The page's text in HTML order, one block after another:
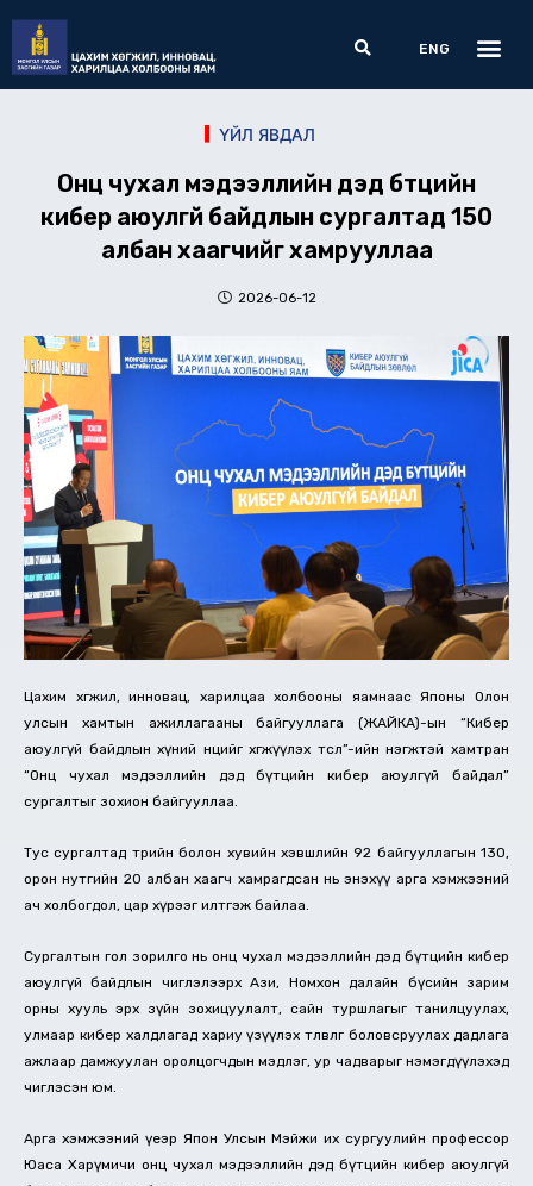
content
Search
ENG
ҮЙЛ ЯВДАЛ
Онц чухал мэдээллийн дэд бүтцийн
кибер аюулгүй байдлын сургалтад 150
албан хаагчийг хамрууллаа
2026-06-12
Цахим хөгжил, инновац, харилцаа холбооны яамнаас Японы Олон
улсын хамтын ажиллагааны байгууллага (ЖАЙКА)-ын “Кибер
аюулгүй байдлын хүний нөөцийг хөгжүүлэх төсөл”-ийн нэгжтэй хамтран
“Онц чухал мэдээллийн дэд бүтцийн кибер аюулгүй байдал”
сургалтыг зохион байгууллаа.
Тус сургалтад төрийн болон хувийн хэвшлийн 92 байгууллагын 130,
орон нутгийн 20 албан хаагч хамрагдсан нь энэхүү арга хэмжээний
ач холбогдол, цар хүрээг илтгэж байлаа.
Сургалтын гол зорилго нь онц чухал мэдээллийн дэд бүтцийн кибер
аюулгүй байдлын чиглэлээрх Ази, Номхон далайн бүсийн зарим
орны хууль эрх зүйн зохицуулалт, сайн туршлагыг танилцуулах,
улмаар кибер халдлагад хариу үзүүлэх төлөвлөгөө боловсруулах дадлага
ажлаар дамжуулан оролцогчдын мэдлэг, ур чадварыг нэмэгдүүлэхэд
чиглэсэн юм.
Арга хэмжээний үеэр Япон Улсын Мэйжи их сургуулийн профессор
Юаса Харүмичи онц чухал мэдээллийн дэд бүтцийн кибер аюулгүй